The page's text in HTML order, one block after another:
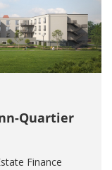
Quartier
Finance